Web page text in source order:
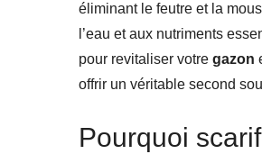
éliminant le feutre et la
l’eau et aux nutriments
pour revitaliser votre gazon
offrir un véritable second
Pourquoi